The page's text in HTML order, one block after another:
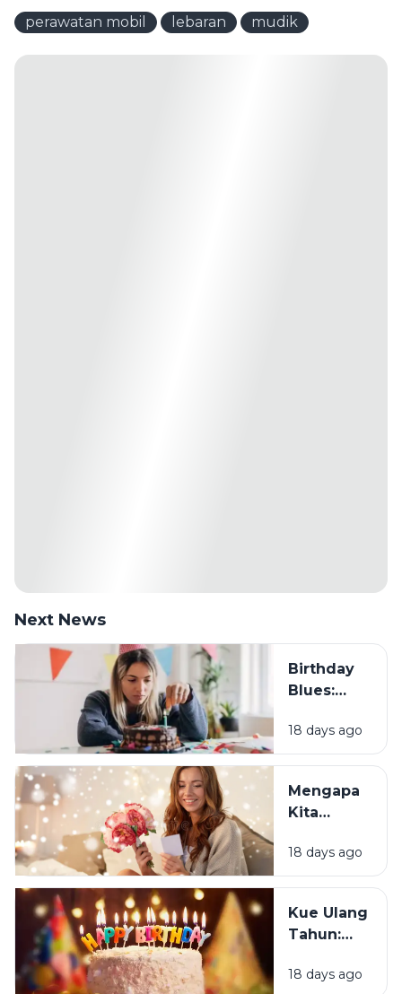
perawatan mobil lebaran mudik
Next News
Birthday
Blues:
Sebagian
Orang
Merasa
Sedih Saat
Tahun?
18 days ago
Mengapa
Kita
Mendapat
Ucapan
Tahun?
18 days ago
Kue Ulang
Tahun:
Tradisi Ini
18 days ago